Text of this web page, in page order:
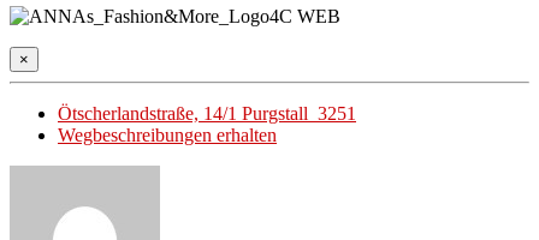
×
Ötscherlandstraße, 14/1 Purgstall 3251
Wegbeschreibungen erhalten